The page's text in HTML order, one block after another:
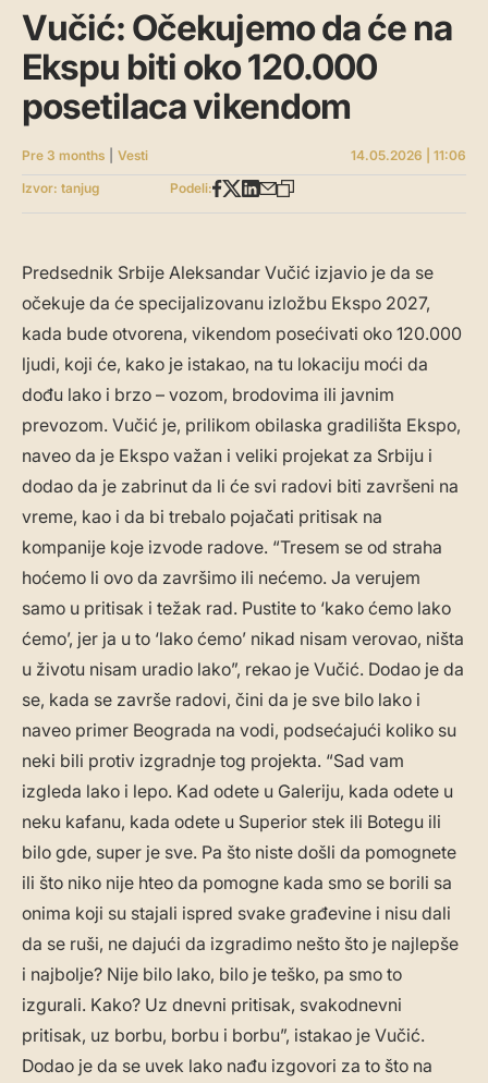
Vučić: Očekujemo da će na
Ekspu biti oko 120.000
posetilaca vikendom
Pre 3 months Vesti
14.05.2026 | 11:06
Izvor: tanjug
Podeli:
Predsednik Srbije Aleksandar Vučić izjavio je da se
očekuje da će specijalizovanu izložbu Ekspo 2027,
kada bude otvorena, vikendom posećivati oko 120.000
ljudi, koji će, kako je istakao, na tu lokaciju moći da
dođu lako i brzo – vozom, brodovima ili javnim
prevozom. Vučić je, prilikom obilaska gradilišta Ekspo,
naveo da je Ekspo važan i veliki projekat za Srbiju i
dodao da je zabrinut da li će svi radovi biti završeni na
vreme, kao i da bi trebalo pojačati pritisak na
kompanije koje izvode radove. “Tresem se od straha
hoćemo li ovo da završimo ili nećemo. Ja verujem
samo u pritisak i težak rad. Pustite to ‘kako ćemo lako
ćemo’, jer ja u to ‘lako ćemo’ nikad nisam verovao, ništa
u životu nisam uradio lako”, rekao je Vučić. Dodao je da
se, kada se završe radovi, čini da je sve bilo lako i
naveo primer Beograda na vodi, podsećajući koliko su
neki bili protiv izgradnje tog projekta. “Sad vam
izgleda lako i lepo. Kad odete u Galeriju, kada odete u
neku kafanu, kada odete u Superior stek ili Botegu ili
bilo gde, super je sve. Pa što niste došli da pomognete
ili što niko nije hteo da pomogne kada smo se borili sa
onima koji su stajali ispred svake građevine i nisu dali
da se ruši, ne dajući da izgradimo nešto što je najlepše
i najbolje? Nije bilo lako, bilo je teško, pa smo to
izgurali. Kako? Uz dnevni pritisak, svakodnevni
pritisak, uz borbu, borbu i borbu”, istakao je Vučić.
Dodao je da se uvek lako nađu izgovori za to što na